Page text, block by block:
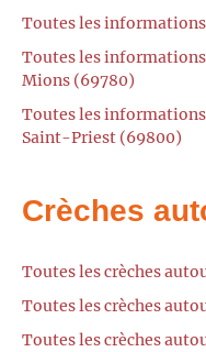
Toutes les
Toutes les informations
Mions (69780)
Toutes les informations
Saint-Priest (69800)
Crèches
Toutes les crèches
Toutes les crèches
Toutes les crèches